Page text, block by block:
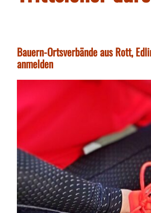
Bauern-Ortsverbände aus Rott,
anmelden